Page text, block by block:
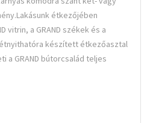
étkezőjében
vitrin, a GRAND székek és a
készített étkezőasztal
a GRAND bútorcsalád teljes